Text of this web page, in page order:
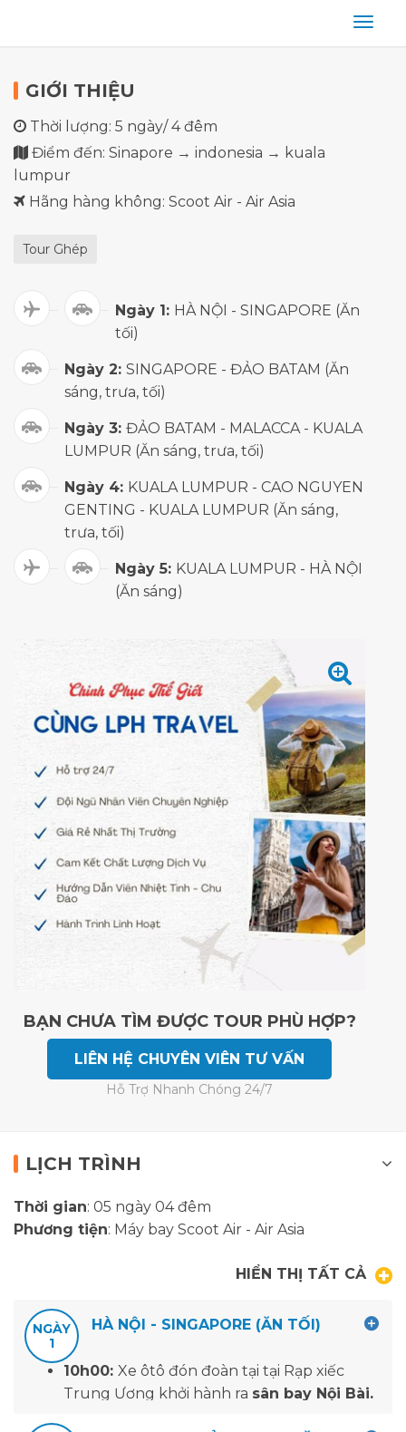
GIỚI THIỆU
Thời lượng: 5 ngày/ 4 đêm
Điểm đến: Sinapore → indonesia → kuala
lumpur
Hãng hàng không: Scoot Air - Air Asia
Tour Ghép
Ngày 1: HÀ NỘI - SINGAPORE (Ăn
tối)
Ngày 2: SINGAPORE - ĐẢO BATAM (Ăn
sáng, trưa, tối)
Ngày 3: ĐẢO BATAM - MALACCA - KUALA
LUMPUR (Ăn sáng, trưa, tối)
Ngày 4: KUALA LUMPUR - CAO NGUYEN
GENTING - KUALA LUMPUR (Ăn sáng,
trưa, tối)
Ngày 5: KUALA LUMPUR - HÀ NỘI
(Ăn sáng)
BẠN CHƯA TÌM ĐƯỢC TOUR PHÙ HỢP?
LIÊN HỆ CHUYÊN VIÊN TƯ VẤN
Hỗ Trợ Nhanh Chóng 24/7
LỊCH TRÌNH
Thời gian: 05 ngày 04 đêm
Phương tiện: Máy bay Scoot Air - Air Asia
HIỂN THỊ TẤT CẢ
NGÀY
1
HÀ NỘI - SINGAPORE (ĂN TỐI)
10h00: Xe ôtô đón đoàn tại tại Rạp xiếc
Trung Ương khởi hành ra sân bay Nội Bài.